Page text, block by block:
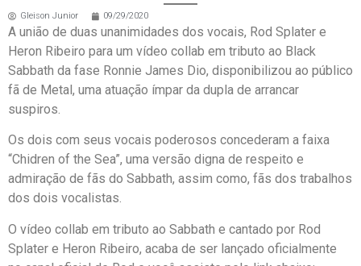
Gleison Junior 09/29/2020
A união de duas unanimidades dos vocais, Rod Splater e
Heron Ribeiro para um vídeo collab em tributo ao Black
Sabbath da fase Ronnie James Dio, disponibilizou ao público
fã de Metal, uma atuação ímpar da dupla de arrancar
suspiros.
Os dois com seus vocais poderosos concederam a faixa
“Chidren of the Sea”, uma versão digna de respeito e
admiração de fãs do Sabbath, assim como, fãs dos trabalhos
dos dois vocalistas.
O vídeo collab em tributo ao Sabbath e cantado por Rod
Splater e Heron Ribeiro, acaba de ser lançado oficialmente